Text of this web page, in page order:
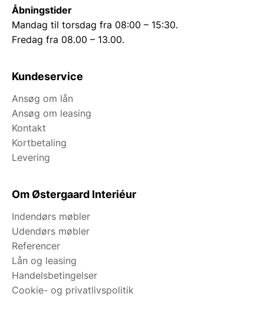
Åbningstider
Mandag til torsdag fra 08:00 – 15:30.
Fredag fra 08.00 – 13.00.
Kundeservice
Ansøg om lån
Ansøg om leasing
Kontakt
Kortbetaling
Levering
Om Østergaard Interiéur
Indendørs møbler
Udendørs møbler
Referencer
Lån og leasing
Handelsbetingelser
Cookie- og privatlivspolitik